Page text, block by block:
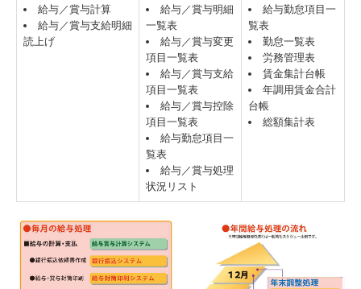
給与／賞与計算
給与／賞与支給明細
読上げ
給与／賞与明細
一覧表
給与／賞与変更
項目一覧表
給与／賞与支給
項目一覧表
給与／賞与控除
項目一覧表
給与勤怠項目一
覧表
給与／賞与処理
状況リスト
給与勤怠項目一
覧表
勤怠一覧表
労務管理表
賃金集計台帳
年調用賃金合計
台帳
総額集計表